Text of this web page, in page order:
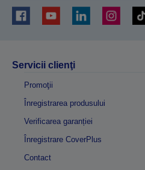
Servicii clienţi
Promoţii
Înregistrarea produsului
Verificarea garanției
Înregistrare CoverPlus
Contact